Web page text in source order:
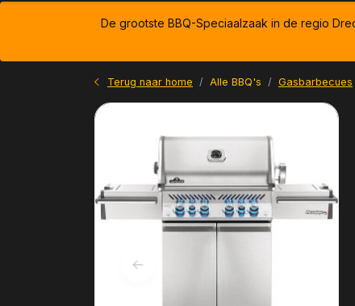
De grootste BBQ-Speciaalzaak in de regio
Terug naar home Alle BBQ's Gasbarbecues